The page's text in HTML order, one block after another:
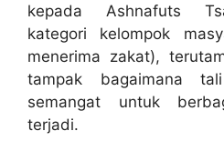
kepada Ashnafuts
kategori kelompok
menerima zakat),
tampak bagaimana
semangat untuk
terjadi.